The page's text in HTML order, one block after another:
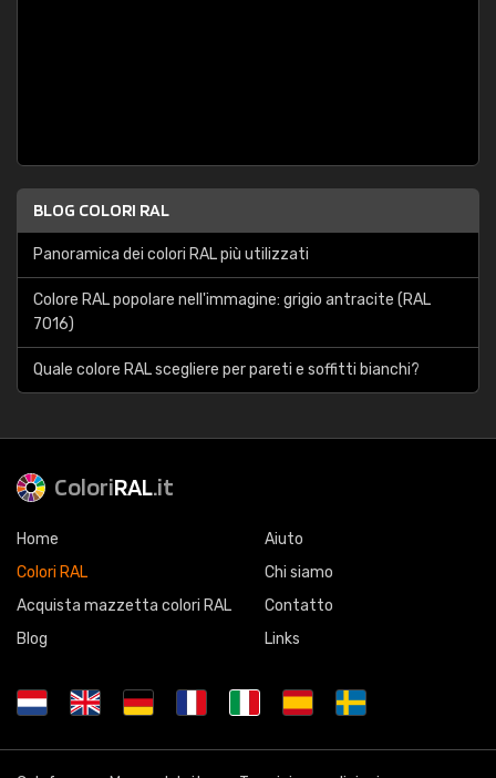
BLOG COLORI RAL
Panoramica dei colori RAL più utilizzati
Colore RAL popolare nell'immagine: grigio antracite (RAL
7016)
Quale colore RAL scegliere per pareti e soffitti bianchi?
ColoriRAL.it
Home
Colori RAL
Acquista mazzetta colori RAL
Blog
Aiuto
Chi siamo
Contatto
Links